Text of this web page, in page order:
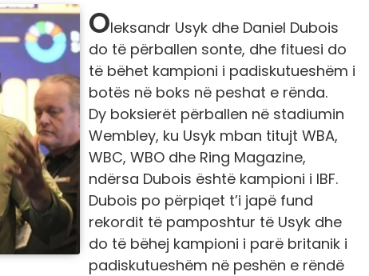
Oleksandr Usyk dhe Daniel Dubois
do të përballen sonte, dhe fituesi do
të bëhet kampioni i padiskutueshëm i
botës në boks në peshat e rënda.
Dy boksierët përballen në stadiumin
Wembley, ku Usyk mban titujt WBA,
WBC, WBO dhe Ring Magazine,
ndërsa Dubois është kampioni i IBF.
Dubois po përpiqet t’i japë fund
rekordit të pamposhtur të Usyk dhe
do të bëhej kampioni i parë britanik i
padiskutueshëm në peshën e rëndë